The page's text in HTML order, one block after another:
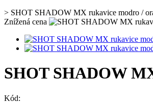
> SHOT SHADOW MX rukavice modro /
Znížená cena
SHOT SHADOW
Kód: